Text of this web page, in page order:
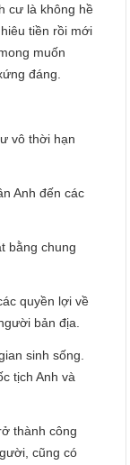
cư là không hề
tiền rồi mới
muốn
đáng.
vô thời hạn
Anh đến các
bằng chung
quyền lợi về
bản địa.
sinh sống.
tịch Anh và
thành công
cũng có